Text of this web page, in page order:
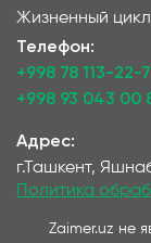
Жизненный
Телефон:
+998 78 113-22-
+998 93 043 00
Адрес:
г.Ташкент,
Политика
Zaimer.uz не